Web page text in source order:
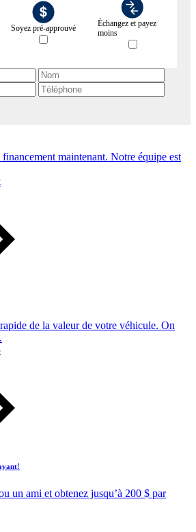
Soyez pré-approuvé
Échangez et payez
moins
maintenant. Notre équipe est
de la valeur de votre véhicule. On
un ami et obtenez jusqu’à 200 $ par